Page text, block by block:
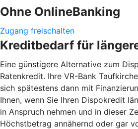
Ohne OnlineBanking
Zugang freischalten
Kreditbedarf für
Eine günstigere Alternative zum
Ratenkredit. Ihre VR-Bank
sich spätestens dann mit
Ihnen, wenn Sie Ihren Dispokredit
in Anspruch nehmen und in dieser
Höchstbetrag annähernd oder gar